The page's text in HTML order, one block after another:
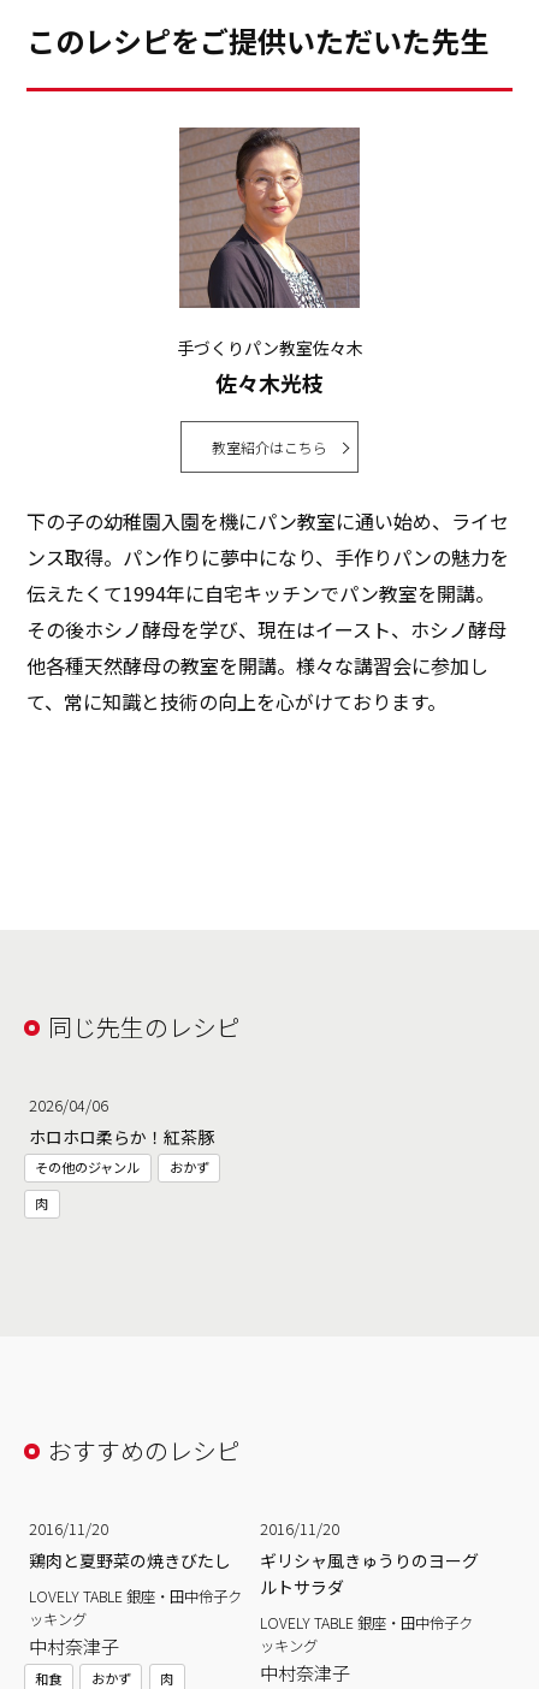
このレシピをご提供いただいた先生
手づくりパン教室佐々木
佐々木光枝
教室紹介はこちら
下の子の幼稚園入園を機にパン教室に通い始め、ライセ
ンス取得。パン作りに夢中になり、手作りパンの魅力を
伝えたくて1994年に自宅キッチンでパン教室を開講。
その後ホシノ酵母を学び、現在はイースト、ホシノ酵母
他各種天然酵母の教室を開講。様々な講習会に参加し
て、常に知識と技術の向上を心がけております。
同じ先生のレシピ
2026/04/06
ホロホロ柔らか！紅茶豚
その他のジャンル
おかず
肉
おすすめのレシピ
2016/11/20
鶏肉と夏野菜の焼きびたし
LOVELY TABLE 銀座・田中伶子ク
ッキング
中村奈津子
和食 おかず 肉
2016/11/20
ギリシャ風きゅうりのヨーグ
ルトサラダ
LOVELY TABLE 銀座・田中伶子ク
ッキング
中村奈津子